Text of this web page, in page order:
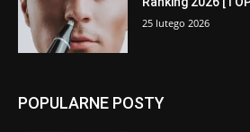
25 lutego 2026
POPULARNE POSTY